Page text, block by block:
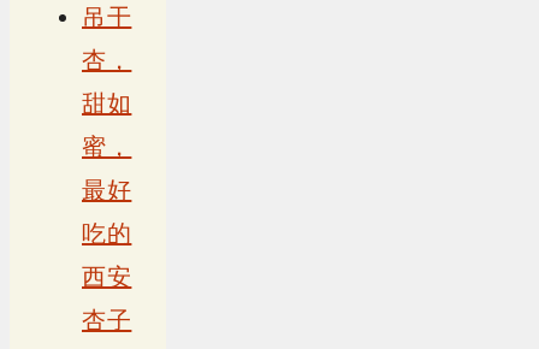
吊干
杏，
甜如
蜜，
最好
吃的
西安
杏子